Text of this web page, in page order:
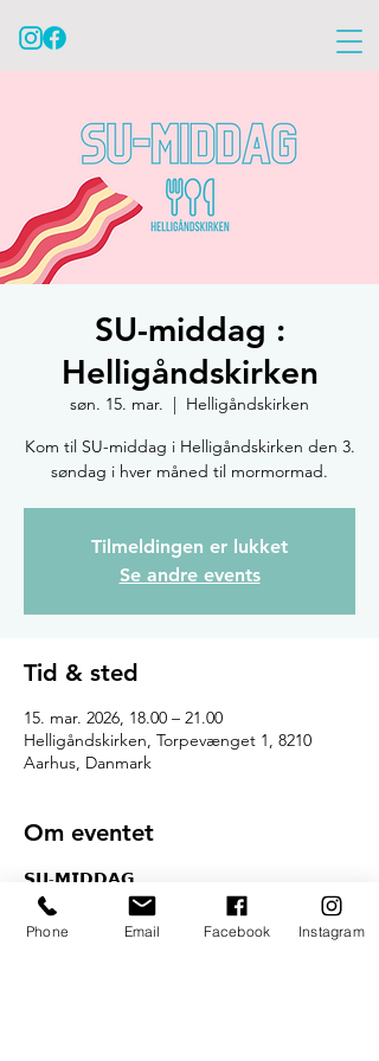
SU-middag :
Helligåndskirken
søn. 15. mar.
  |
Helligåndskirken
Kom til SU-middag i Helligåndskirken den 3.
søndag i hver måned til mormormad.
Tilmeldingen er lukket
Se andre events
Tid & sted
15. mar. 2026, 18.00 – 21.00
Helligåndskirken, Torpevænget 1, 8210
Aarhus, Danmark
Om eventet
𝗦𝗨-𝗠𝗜𝗗𝗗𝗔𝗚
Kom til SU-middag i Helligåndskirken den
3. søndag i hver måned til mormormad.
Phone Email Facebook Instagram